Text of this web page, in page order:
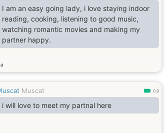
I am an easy going lady, i love staying indoor
reading, cooking, listening to good music,
watching romantic movies and making my
partner happy.
Muscat 0.9
i will love to meet my partnal here